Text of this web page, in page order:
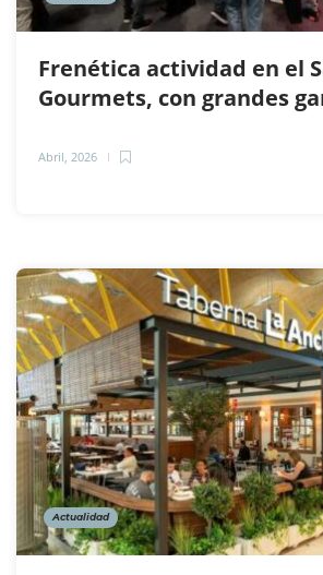
Frenética actividad en el
Gourmets, con grandes
Abril, 2026
Actualidad